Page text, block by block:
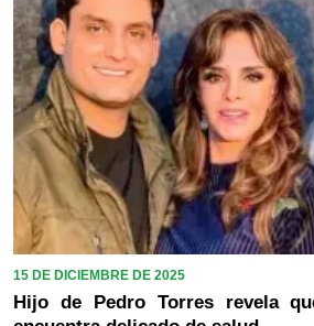
15 DE DICIEMBRE DE 2025
Hijo de Pedro Torres revela